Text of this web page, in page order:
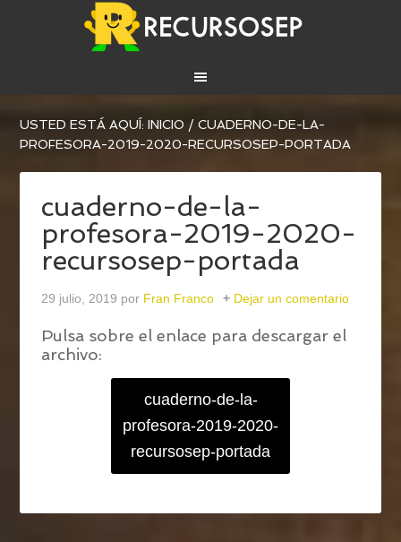
USTED ESTÁ AQUÍ:INICIO / CUADERNO-DE-LA-
PROFESORA-2019-2020-RECURSOSEP-PORTADA
cuaderno-de-la-
profesora-2019-2020-
recursosep-portada
29 julio, 2019 por Fran Franco Dejar un comentario
Pulsa sobre el enlace para descargar el
archivo:
cuaderno-de-la-
profesora-2019-2020-
recursosep-portada